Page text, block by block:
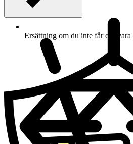
Ersättning om du inte får din vara